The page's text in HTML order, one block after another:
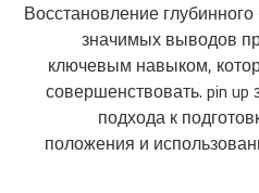
Восстановление
значимых выводов
ключевым навыком,
совершенствовать. pin
подхода к
положения и